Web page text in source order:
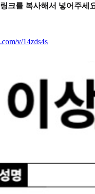
크를 복사해서 넣어주세
v/14zds4s